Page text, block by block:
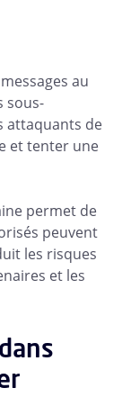
au
sous-
attaquants de
et tenter une
permet de
peuvent
les risques
et les